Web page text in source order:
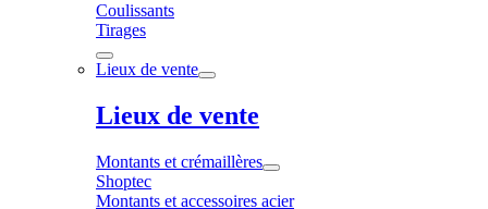
Coulissants
Tirages
Lieux de vente
Lieux de vente
Montants et crémaillères
Shoptec
Montants et accessoires acier